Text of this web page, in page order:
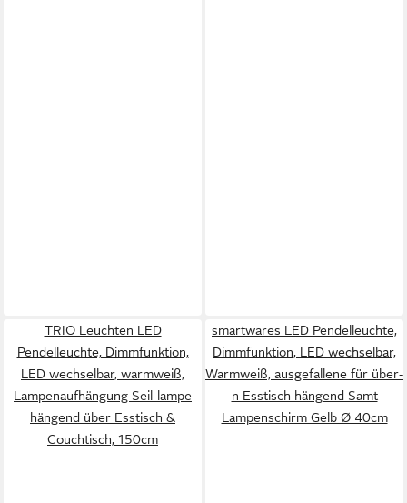
TRIO Leuchten LED
Pendelleuchte, Dimmfunktion,
LED wechselbar, warmweiß,
Lampenaufhängung Seil-lampe
hängend über Esstisch &
Couchtisch, 150cm
smartwares LED Pendelleuchte,
Dimmfunktion, LED wechselbar,
Warmweiß, ausgefallene für über-
n Esstisch hängend Samt
Lampenschirm Gelb Ø 40cm